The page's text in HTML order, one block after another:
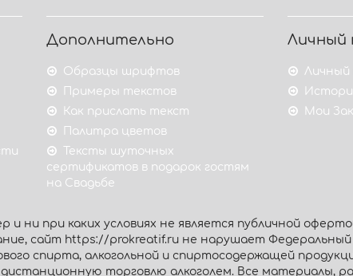
Дополнительно
Образцы шрифтов
Примеры текстов
Как прислать текст
Палитра цветов
Тексты шуточных
сертификатов в подарок гостям
на Свадьбе
Личный
Личный
Мои
при каких условиях не является публичной
сайт https://prokreatif.ru не нарушает Федеральный
спирта, алкогольной и спиртосодержащей
торговлю алкоголем. Все материалы,